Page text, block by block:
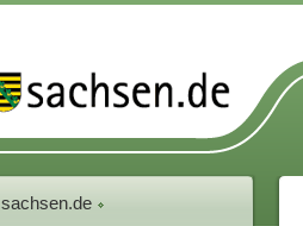
sachsen.de